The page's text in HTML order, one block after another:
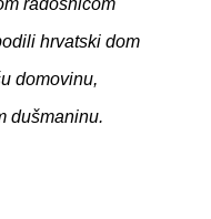
radosnicom
hrvatski dom
domovinu,
dušmaninu.